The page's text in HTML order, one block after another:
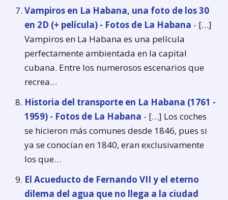
Vampiros en La Habana, una foto de los 30
en 2D (+ película) - Fotos de La Habana - […]
Vampiros en La Habana es una película
perfectamente ambientada en la capital
cubana. Entre los numerosos escenarios que
recrea…
Historia del transporte en La Habana (1761 -
1959) - Fotos de La Habana - […] Los coches
se hicieron más comunes desde 1846, pues si
ya se conocían en 1840, eran exclusivamente
los que…
El Acueducto de Fernando VII y el eterno
dilema del agua que no llega a la ciudad